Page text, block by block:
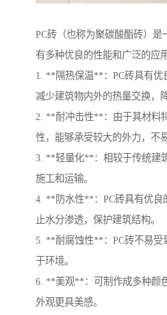
PC砖（也称为聚碳酸酯砖）
有多种优良的性能和广泛的应
1. **隔热保温**：PC砖具有优
减少建筑物内外的热量交换，
2. **耐冲击性**：由于其材料
性，能够承受较大的外力，不
3. **轻量化**：相较于传统建
施工和运输。
4. **防水性**：PC砖具有优良
止水分渗透，保护建筑结构。
5. **耐腐蚀性**：PC砖不易受
于环境。
6. **美观**：可制作成多种颜
外观更具美感。